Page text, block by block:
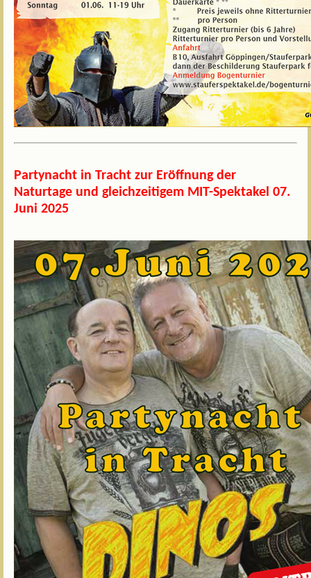
Partynacht in Tracht zur Eröffnung der
Naturtage und gleichzeitigem MIT-Spektakel 07.
Juni 2025